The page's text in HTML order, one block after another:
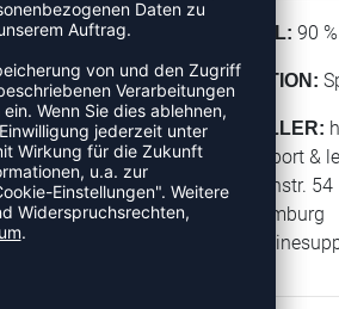
der Innenseite
Passform
Laufen und
MATERIAL: 90
KOLLEKTION:
HERSTELLER:
hummel sport &
Leverkusenstr. 54
22761 Hamburg